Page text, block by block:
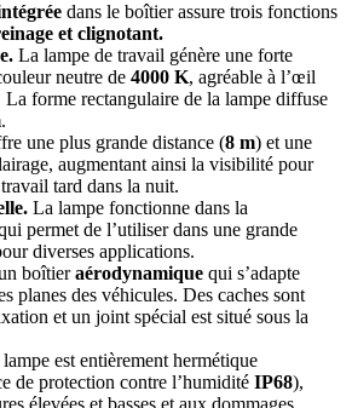
dans le boîtier assure trois fonctions
et clignotant.
La lampe de travail génère une forte
neutre de 4000 K, agréable à l’œil
forme rectangulaire de la lampe diffuse
.
une plus grande distance (8 m) et une
augmentant ainsi la visibilité pour
tard dans la nuit.
La lampe fonctionne dans la
permet de l’utiliser dans une grande
diverses applications.
boîtieraérodynamique qui s’adapte
planes des véhicules. Des caches sont
et un joint spécial est situé sous la
est entièrement hermétique
de protection contre l’humidité IP68),
élevées et basses et aux dommages